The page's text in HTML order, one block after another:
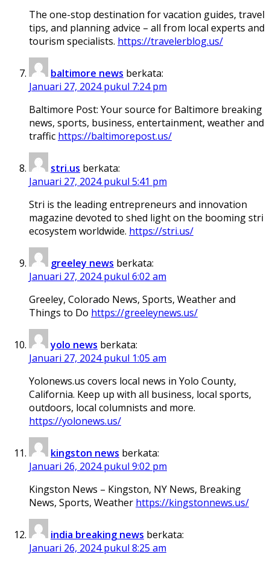
The one-stop destination for vacation guides, travel
tips, and planning advice – all from local experts and
tourism specialists. https://travelerblog.us/
baltimore news berkata:
Januari 27, 2024 pukul 7:24 pm
Baltimore Post: Your source for Baltimore breaking
news, sports, business, entertainment, weather and
traffic https://baltimorepost.us/
stri.us berkata:
Januari 27, 2024 pukul 5:41 pm
Stri is the leading entrepreneurs and innovation
magazine devoted to shed light on the booming stri
ecosystem worldwide. https://stri.us/
greeley news berkata:
Januari 27, 2024 pukul 6:02 am
Greeley, Colorado News, Sports, Weather and
Things to Do https://greeleynews.us/
yolo news berkata:
Januari 27, 2024 pukul 1:05 am
Yolonews.us covers local news in Yolo County,
California. Keep up with all business, local sports,
outdoors, local columnists and more.
https://yolonews.us/
kingston news berkata:
Januari 26, 2024 pukul 9:02 pm
Kingston News – Kingston, NY News, Breaking
News, Sports, Weather https://kingstonnews.us/
india breaking news berkata:
Januari 26, 2024 pukul 8:25 am